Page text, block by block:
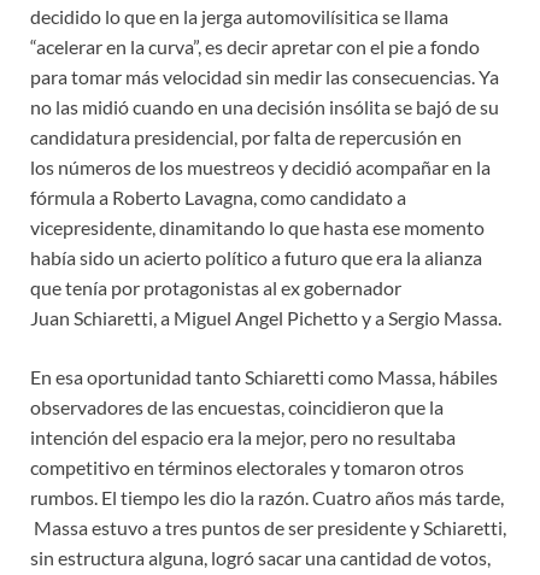
decidido lo que en la jerga automovilísitica se llama
“acelerar en la curva”, es decir apretar con el pie a fondo
para tomar más velocidad sin medir las consecuencias. Ya
no las midió cuando en una decisión insólita se bajó de su
candidatura presidencial, por falta de repercusión en
los números de los muestreos y decidió acompañar en la
fórmula a Roberto Lavagna, como candidato a
vicepresidente, dinamitando lo que hasta ese momento
había sido un acierto político a futuro que era la alianza
que tenía por protagonistas al ex gobernador
Juan Schiaretti, a Miguel Angel Pichetto y a Sergio Massa.
En esa oportunidad tanto Schiaretti como Massa, hábiles
observadores de las encuestas, coincidieron que la
intención del espacio era la mejor, pero no resultaba
competitivo en términos electorales y tomaron otros
rumbos. El tiempo les dio la razón. Cuatro años más tarde,
Massa estuvo a tres puntos de ser presidente y Schiaretti,
sin estructura alguna, logró sacar una cantidad de votos,